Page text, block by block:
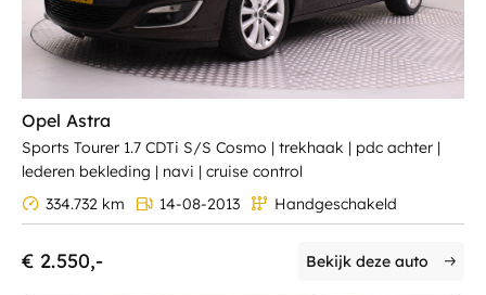
Opel Astra
Sports Tourer 1.7 CDTi S/S Cosmo | trekhaak | pdc achter |
lederen bekleding | navi | cruise control
334.732 km
14-08-2013 Handgeschakeld
€ 2.550,- Bekijk deze auto